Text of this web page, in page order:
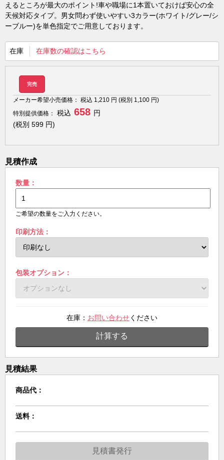
えるところが最大のポイント!車や職場に1本置いておけば安心の全
天候対応タイプ。男女問わず使いやすい3カラー(ホワイト/グレー/シ
ーブルー)を単色指定でご用意しております。
在庫 在庫数の確認はこちら
完売
メーカー希望小売価格： 税込 1,210 円 (税別 1,100 円)
特別提供価格：
税込 658 円
(税別 599 円)
見積作成
数量：
ご希望の数量をご入力ください。
印刷方法：
包装オプション：
在庫： お問い合わせください
計算する
見積結果
商品代：
送料：
見積書発行